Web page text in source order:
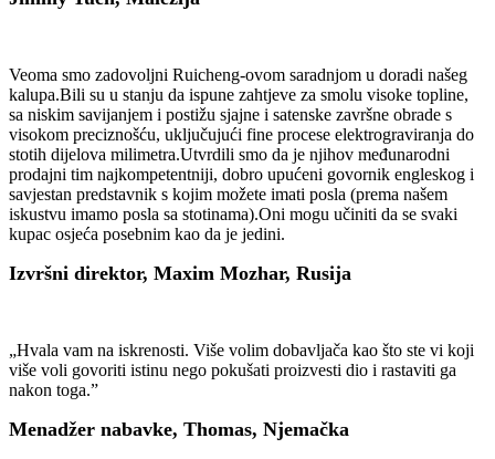
Veoma smo zadovoljni Ruicheng-ovom saradnjom u doradi našeg
kalupa.Bili su u stanju da ispune zahtjeve za smolu visoke topline,
sa niskim savijanjem i postižu sjajne i satenske završne obrade s
visokom preciznošću, uključujući fine procese elektrograviranja do
stotih dijelova milimetra.Utvrdili smo da je njihov međunarodni
prodajni tim najkompetentniji, dobro upućeni govornik engleskog i
savjestan predstavnik s kojim možete imati posla (prema našem
iskustvu imamo posla sa stotinama).Oni mogu učiniti da se svaki
kupac osjeća posebnim kao da je jedini.
Izvršni direktor, Maxim Mozhar, Rusija
„Hvala vam na iskrenosti. Više volim dobavljača kao što ste vi koji
više voli govoriti istinu nego pokušati proizvesti dio i rastaviti ga
nakon toga.”
Menadžer nabavke, Thomas, Njemačka